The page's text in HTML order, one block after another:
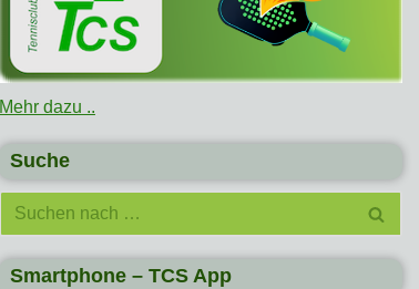
Mehr dazu ..
Suche
Smartphone – TCS App